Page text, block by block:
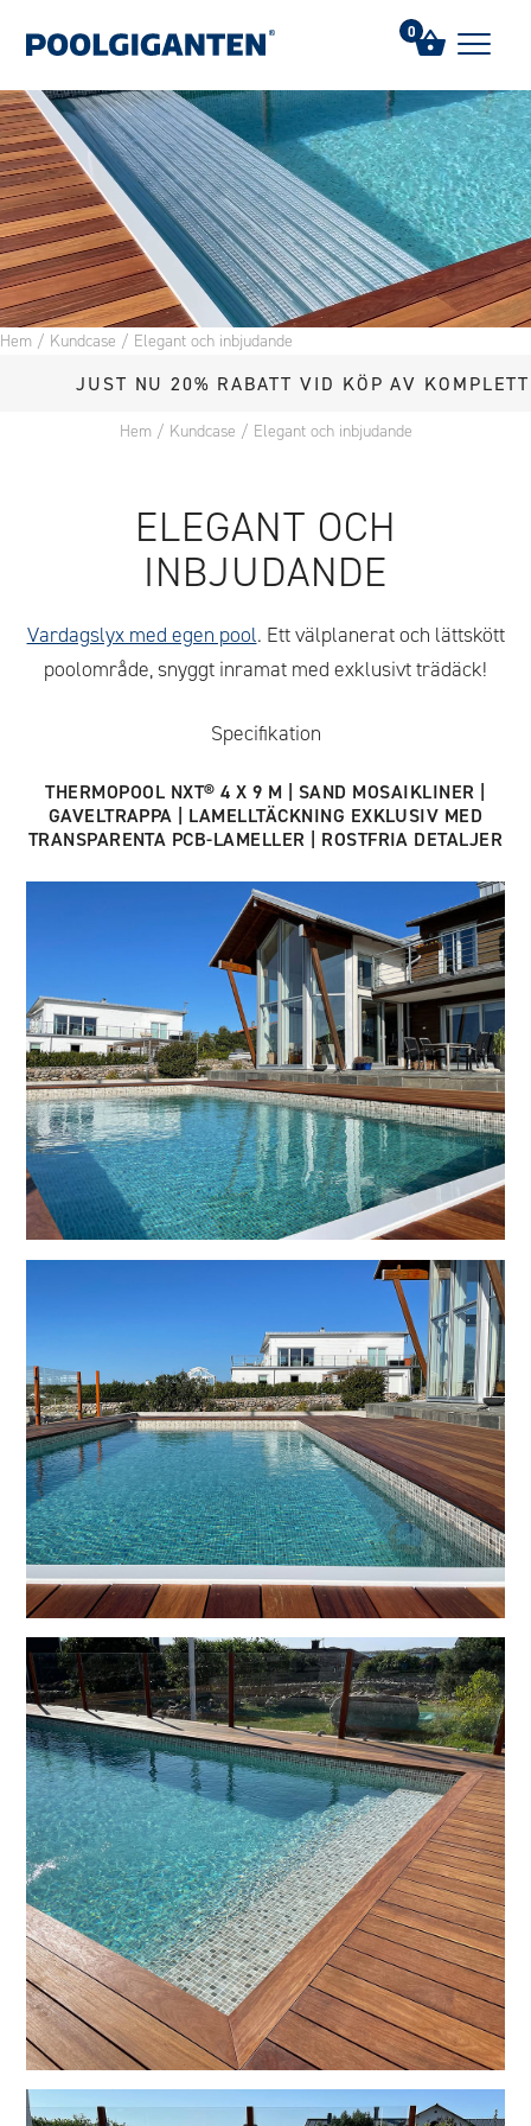
Hem / Kundcase / Elegant och inbjudande
NU 20% RABATT VID KÖP AV KOMPLETT POOL
Hem/ Kundcase / Elegant och inbjudande
ELEGANT OCH
INBJUDANDE
Vardagslyx med egen pool. Ett välplanerat och lättskött
poolområde, snyggt inramat med exklusivt trädäck!
Specifikation
THERMOPOOL NXT® 4 X 9 M | SAND MOSAIKLINER |
GAVELTRAPPA | LAMELLTÄCKNING EXKLUSIV MED
TRANSPARENTA PCB-LAMELLER | ROSTFRIA DETALJER
0